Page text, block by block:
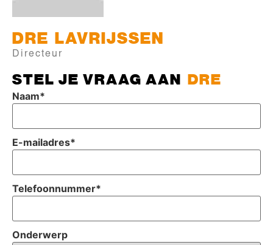
DRE LAVRIJSSEN
Directeur
STEL JE VRAAG AAN DRE
Naam*
E-mailadres*
Telefoonnummer*
Onderwerp